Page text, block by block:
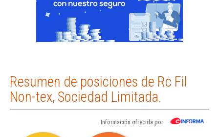
Resumen de posiciones de Rc Fil
Non-tex, Sociedad Limitada.
Información ofrecida por